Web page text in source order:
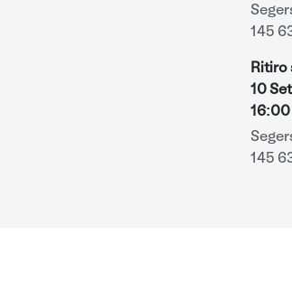
145
Ritiro
10
16:00
145